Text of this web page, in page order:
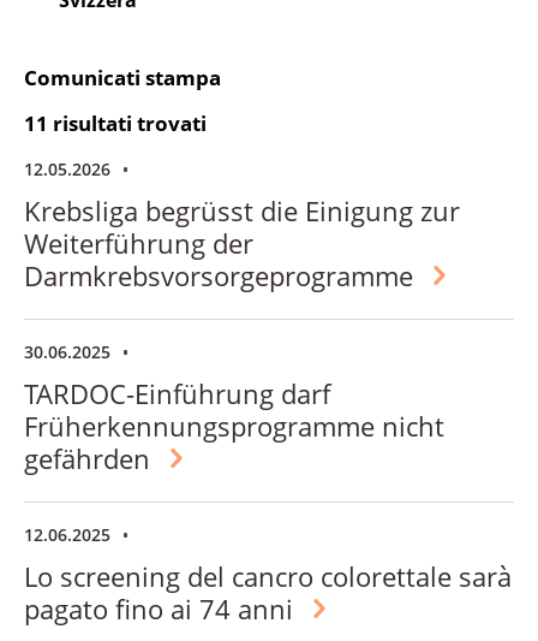
Comunicati stampa
11 risultati trovati
12.05.2026
Krebsliga begrüsst die Einigung zur
Weiterführung der
Darmkrebsvorsorgeprogramme
30.06.2025
TARDOC-Einführung darf
Früherkennungsprogramme nicht
gefährden
12.06.2025
Lo screening del cancro colorettale sarà
pagato fino ai 74 anni